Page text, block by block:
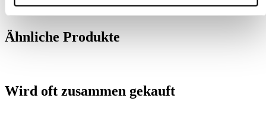
Ähnliche Produkte
Wird oft zusammen gekauft